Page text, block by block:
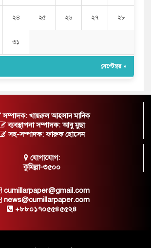
২৪ ২৫ ২৬ ২৭ ২৮
৩১
সেপ্টেম্বর »
সম্পাদক: খায়রুল আহসান মানিক
ব্যবস্থাপনা সম্পাদক: আবু মুছা
সহ-সম্পাদক: ফারুক হোসেন
যোগাযোগ:
কুমিল্লা-৩৫০০
cumillarpaper@gmail.com
news@cumillarpaper.com
+৮৮০১৭০৫৫৪৫৫২৪